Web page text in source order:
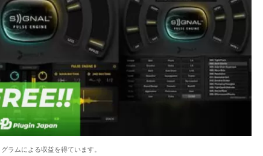
ラムによる収益を得ています。